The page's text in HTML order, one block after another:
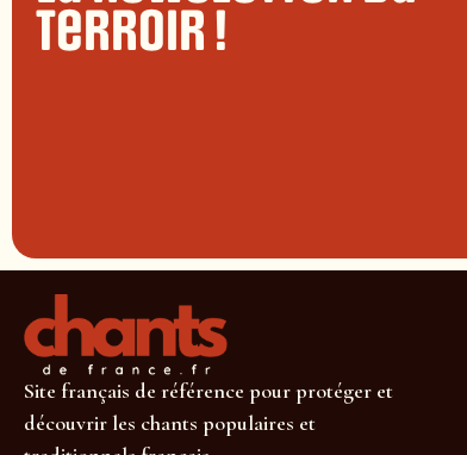
terroir !
Site français de référence pour protéger et
découvrir les chants populaires et